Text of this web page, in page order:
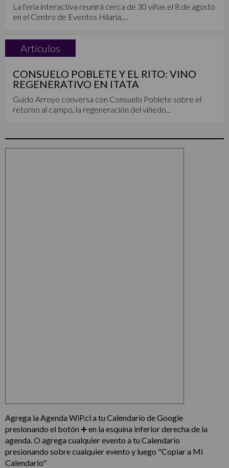
La feria interactiva reunirá cerca de 30 viñas el 8 de agosto
en el Centro de Eventos Hilaria,...
Artículos
CONSUELO POBLETE Y EL RITO: VINO
REGENERATIVO EN ITATA
Guido Arroyo conversa con Consuelo Poblete sobre el
retorno al campo, la regeneración del viñedo...
Agrega la Agenda WiP.cl a tu Calendario de Google
presionando el botón ➕ en la esquina inferior derecha de la
agenda. O agrega cualquier evento a tu Calendario
presionando sobre cualquier evento y luego "Copiar a Mi
Calendario"